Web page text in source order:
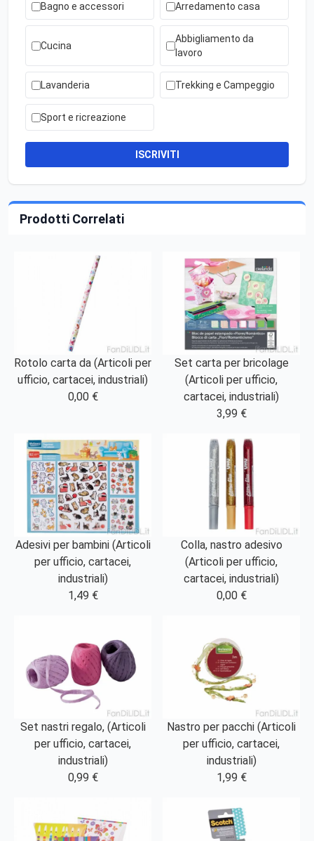
Bagno e accessori Arredamento casa
Cucina
Abbigliamento da
lavoro
Lavanderia Trekking e Campeggio
Sport e ricreazione
ISCRIVITI
Prodotti Correlati
Rotolo carta da (Articoli per
ufficio, cartacei, industriali)
0,00 €
Set carta per bricolage
(Articoli per ufficio,
cartacei, industriali)
3,99 €
Adesivi per bambini (Articoli
per ufficio, cartacei,
industriali)
1,49 €
Colla, nastro adesivo
(Articoli per ufficio,
cartacei, industriali)
0,00 €
Set nastri regalo, (Articoli
per ufficio, cartacei,
industriali)
0,99 €
Nastro per pacchi (Articoli
per ufficio, cartacei,
industriali)
1,99 €